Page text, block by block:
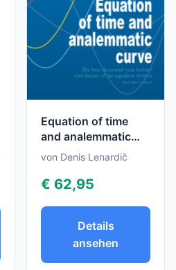
Equation of time
and analemmatic
curve - Part 1
von Denis Lenardič
€ 62,95
Details
ansehen